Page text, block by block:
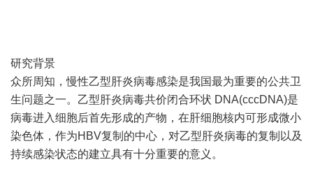
研究背景
众所周知，慢性乙型肝炎病毒感染是我国最为重要的公共卫
生问题之一。乙型肝炎病毒共价闭合环状 DNA(cccDNA)是
病毒进入细胞后首先形成的产物，在肝细胞核内可形成微小
染色体，作为HBV复制的中心，对乙型肝炎病毒的复制以及
持续感染状态的建立具有十分重要的意义。